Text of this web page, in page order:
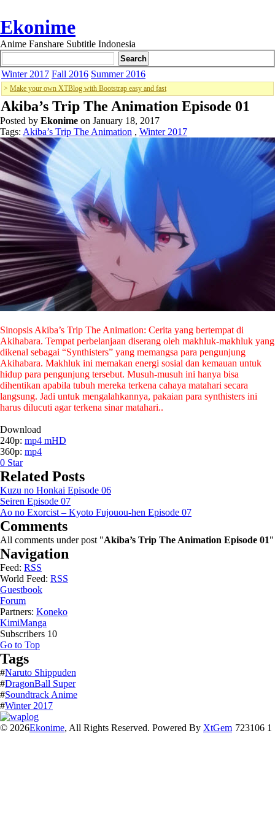
Ekonime
Anime Fanshare Subtitle Indonesia
Winter 2017 Fall 2016 Summer 2016
> Make your own XTBlog with Bootstrap easy and fast
Akiba’s Trip The Animation Episode 01
Posted by Ekonime on January 18, 2017
Tags: Akiba’s Trip The Animation , Winter 2017
Sinopsis Akiba’s Trip The Animation: Cerita yang bertempat di
Akihabara. Tempat perbelanjaan diserang oleh makhluk-makhluk yang
dikenal sebagai “Synthisters” yang memangsa para pengunjung
Akihabara. Makhluk ini memakan energi sosial dan kemauan untuk
hidup para pengunjung tersebut. Musuh-musuh ini hanya bisa
dihentikan apabila tubuh mereka terkena cahaya matahari secara
langsung. Jadi untuk mengalahkannya, pakaian para synthisters ini
harus dilucuti agar terkena sinar matahari..
Download
240p: mp4 mHD
360p: mp4
0 Star
Related Posts
Kuzu no Honkai Episode 06
Seiren Episode 07
Ao no Exorcist – Kyoto Fujouou-hen Episode 07
Comments
All comments under post "Akiba’s Trip The Animation Episode 01"
Navigation
Feed: RSS
World Feed: RSS
Guestbook
Forum
Partners: Koneko
KimiManga
Subscribers 10
Go to Top
Tags
#Naruto Shippuden
#DragonBall Super
#Soundtrack Anime
#Winter 2017
© 2026Ekonime, All Rights Reserved. Powered By XtGem 723106 1